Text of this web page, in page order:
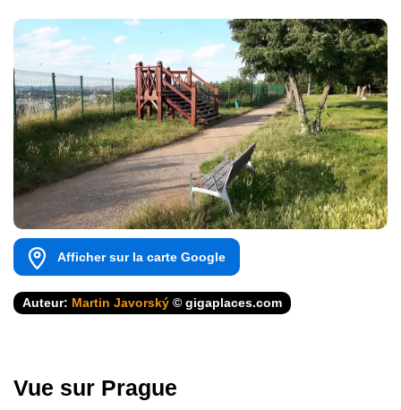
Afficher sur la carte Google
Auteur: Martin Javorský © gigaplaces.com
Vue sur Prague